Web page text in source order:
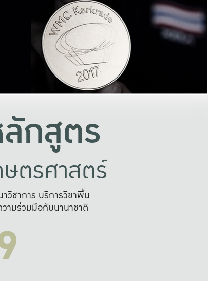
ดี
น
ง
ๆ
พร้อมที่จ
และผลักดันในการใช้ระบบส
เพื่อการทำงานแ
กสูตร
ตรศาสตร์
ชาการ บริการวิชาพื้น
ามร่วมมือกับนานาชาติ